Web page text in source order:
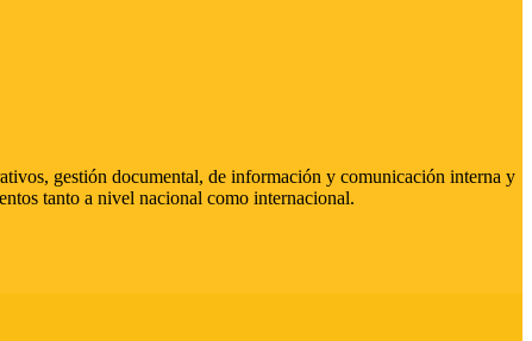
gestión documental, de información y comunicación interna y
tanto a nivel nacional como internacional.